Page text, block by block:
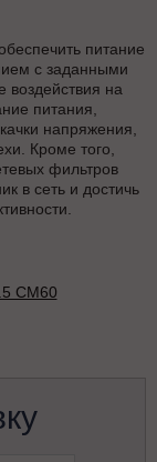
питание
с заданными
воздействия на
питания,
напряжения,
Кроме того,
фильтров
в сеть и достичь